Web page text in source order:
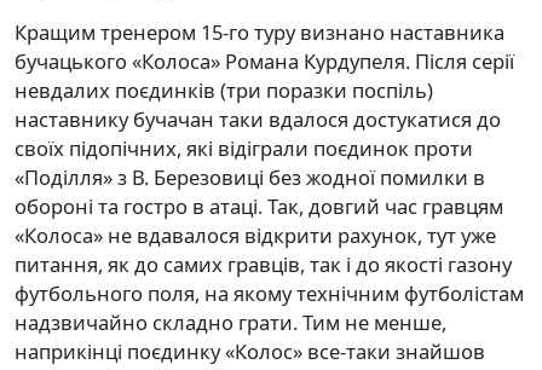
Кращим тренером 15-го туру визнано наставника
бучацького «Колоса» Романа Курдупеля. Після серії
невдалих поєдинків (три поразки поспіль)
наставнику бучачан таки вдалося достукатися до
своїх підопічних, які відіграли поєдинок проти
«Поділля» з В. Березовиці без жодної помилки в
обороні та гостро в атаці. Так, довгий час гравцям
«Колоса» не вдавалося відкрити рахунок, тут уже
питання, як до самих гравців, так і до якості газону
футбольного поля, на якому технічним футболістам
надзвичайно складно грати. Тим не менше,
наприкінці поєдинку «Колос» все-таки знайшов